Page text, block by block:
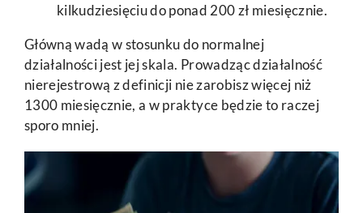
kilkudziesięciu do ponad 200 zł miesięcznie.
Główną wadą w stosunku do normalnej
działalności jest jej skala. Prowadząc działalność
nierejestrową z definicji nie zarobisz więcej niż
1300 miesięcznie, a w praktyce będzie to raczej
sporo mniej.